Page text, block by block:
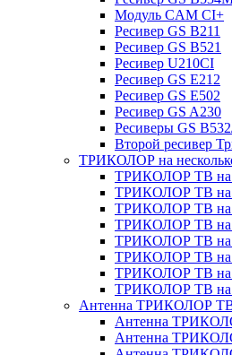
Модуль CAM CI+
Ресивер GS B211
Ресивер GS B521
Ресивер U210CI
Ресивер GS E212
Ресивер GS E502
Ресивер GS A230
Ресиверы GS
Второй ресивер
ТРИКОЛОР на
ТРИКОЛОР ТВ на
ТРИКОЛОР ТВ на
ТРИКОЛОР ТВ на
ТРИКОЛОР ТВ на
ТРИКОЛОР ТВ на
ТРИКОЛОР ТВ на
ТРИКОЛОР ТВ на
ТРИКОЛОР ТВ на
Антенна ТРИКОЛОР
Антенна
Антенна